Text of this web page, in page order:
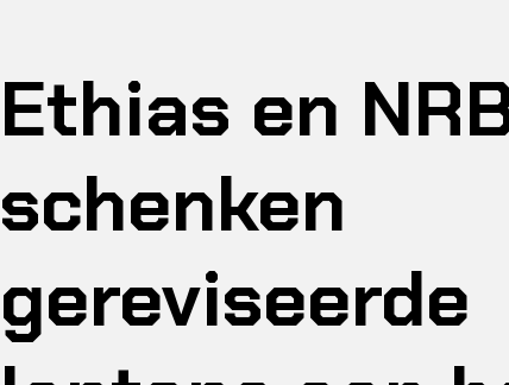
Ethias en
schenken
gereviseerde